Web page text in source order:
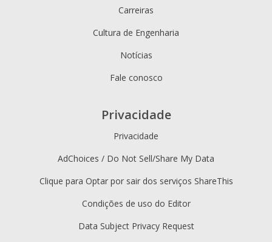
Carreiras
Cultura de Engenharia
Notícias
Fale conosco
Privacidade
Privacidade
AdChoices / Do Not Sell/Share My Data
Clique para Optar por sair dos serviços ShareThis
Condições de uso do Editor
Data Subject Privacy Request